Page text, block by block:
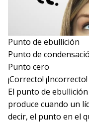
Punto de ebullición
Punto de
Punto cero
¡Correcto! ¡Incorrecto!
El punto de
produce cuando un
decir, el punto en el